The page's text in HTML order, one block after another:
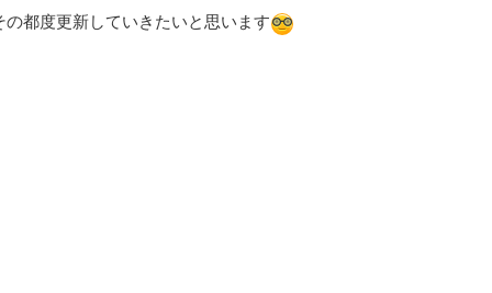
都度更新していきたいと思います